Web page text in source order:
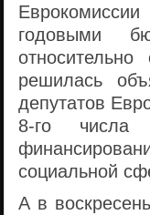
годовыми
решилась
депутатов
8-го числа
социальной
А в